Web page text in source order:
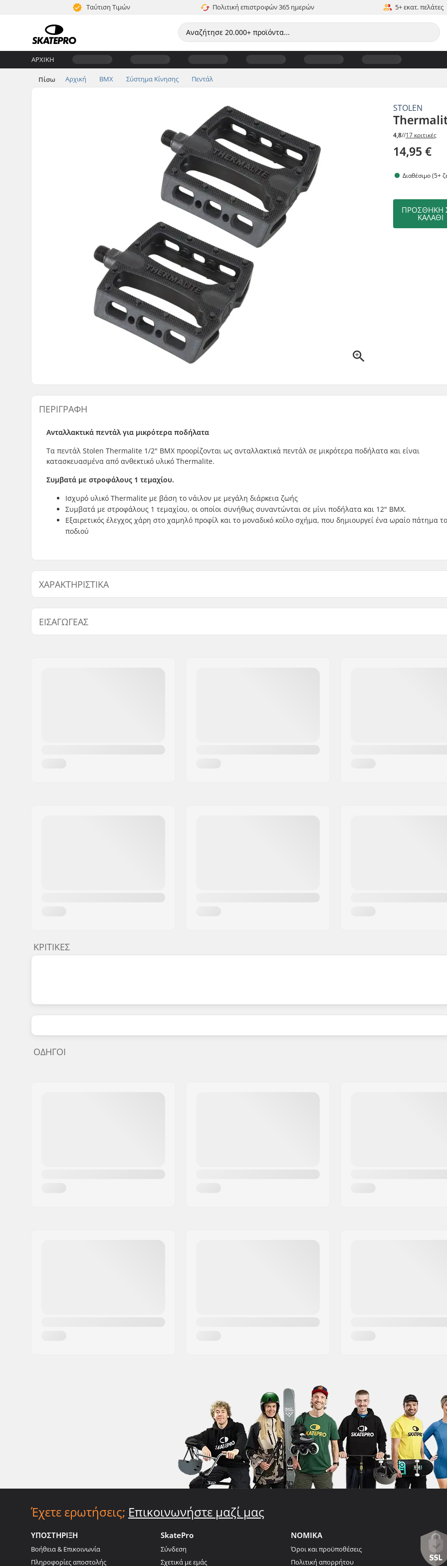
Ταύτιση Τιμών Πολιτική επιστροφών 365 ημερών 5+ εκατ. πελάτες
ΑΡΧΙΚΉ
Πίσω Αρχική BMX Σύστημα Κίνησης Πεντάλ
STOLEN
4,8//17 κριτικές
14,95 €
Διαθέσιμο (5+
ΠΡΟΣΘΉΚΗ
ΚΑΛΆΘΙ
ΠΕΡΙΓΡΑΦΉ
Ανταλλακτικά πεντάλ για μικρότερα ποδήλατα
Τα πεντάλ Stolen Thermalite 1/2" BMX προορίζονται ως ανταλλακτικά πεντάλ σε μικρότερα ποδήλατα και είναι
κατασκευασμένα από ανθεκτικό υλικό Thermalite.
Συμβατά με στροφάλους 1 τεμαχίου.
Ισχυρό υλικό Thermalite με βάση το νάιλον με μεγάλη διάρκεια ζωής
Συμβατά με στροφάλους 1 τεμαχίου, οι οποίοι συνήθως συναντώνται σε μίνι ποδήλατα και 12" BMX.
Εξαιρετικός έλεγχος χάρη στο χαμηλό προφίλ και το μοναδικό κοίλο σχήμα, που δημιουργεί ένα ωραίο πάτημα
ποδιού
ΧΑΡΑΚΤΗΡΙΣΤΙΚΆ
Διάμετρος άξονα πεντάλ:
1/2"
Υλικό πεντάλ:
Βάρος:
ΕΙΣΑΓΩΓΈΑΣ
ΚΡΙΤΙΚΈΣ
ΟΔΗΓΟΊ
Έχετε ερωτήσεις; Επικοινωνήστε μαζί μας
ΥΠΟΣΤΗΡΙΞΗ
Βοήθεια & Επικοινωνία
Πληροφορίες αποστολής
SkatePro
Σύνδεση
Σχετικά με εμάς
ΝΟΜΙΚΑ
Όροι και προϋποθέσεις
Πολιτική απορρήτου